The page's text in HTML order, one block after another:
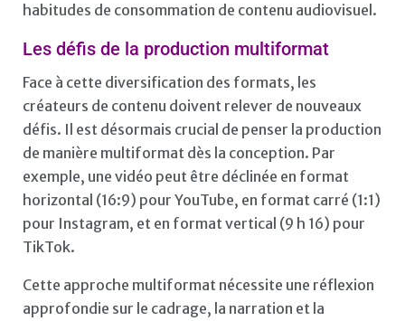
habitudes de consommation de contenu audiovisuel.
Les défis de la production multiformat
Face à cette diversification des formats, les
créateurs de contenu doivent relever de nouveaux
défis. Il est désormais crucial de penser la production
de manière multiformat dès la conception. Par
exemple, une vidéo peut être déclinée en format
horizontal (16:9) pour YouTube, en format carré (1:1)
pour Instagram, et en format vertical (9 h 16) pour
TikTok.
Cette approche multiformat nécessite une réflexion
approfondie sur le cadrage, la narration et la